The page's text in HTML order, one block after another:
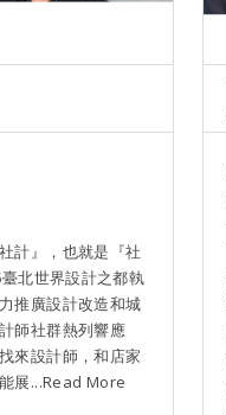
計』，也就是『社
北世界設計之都執
推廣設計改造和城
師社群熱列響應
來設計師，和店家
展...Read More